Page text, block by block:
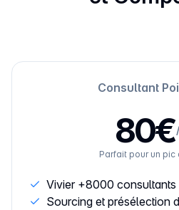
Consultant
80€/
Parfait pour un pic
Vivier +8000 consultants
Sourcing et présélection